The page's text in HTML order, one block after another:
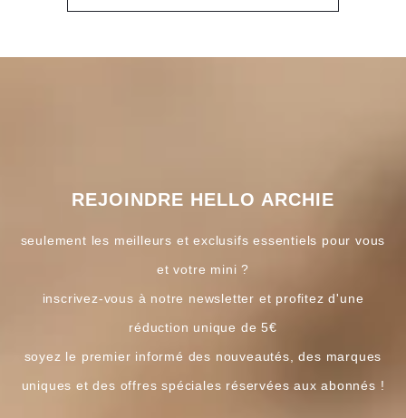
REJOINDRE HELLO ARCHIE
seulement les meilleurs et exclusifs essentiels pour vous
et votre mini ?
inscrivez-vous à notre newsletter et profitez d'une
réduction unique de 5€
soyez le premier informé des nouveautés, des marques
uniques et des offres spéciales réservées aux abonnés !